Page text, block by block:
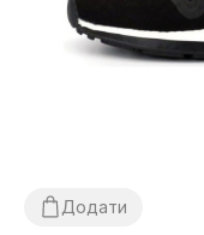
Додати